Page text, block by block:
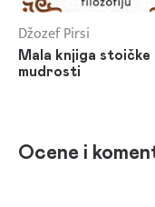
Džozef Pirsi
Mala knjiga stoičke
mudrosti
Ocene i